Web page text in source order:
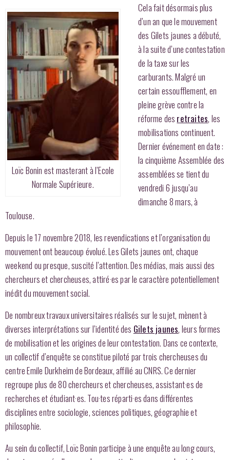
Loïc Bonin est masterant à l’Ecole
Normale Supérieure.
Cela fait désormais plus
d’un an que le mouvement
des Gilets jaunes a débuté,
à la suite d’une contestation
de la taxe sur les
carburants. Malgré un
certain essoufflement, en
pleine grève contre la
réforme des retraites, les
mobilisations continuent.
Dernier événement en date :
la cinquième Assemblée des
assemblées se tient du
vendredi 6 jusqu’au
dimanche 8 mars, à
Toulouse.
Depuis le 17 novembre 2018, les revendications et l’organisation du
mouvement ont beaucoup évolué. Les Gilets jaunes ont, chaque
weekend ou presque, suscité l’attention. Des médias, mais aussi des
chercheurs et chercheuses, attiré·es par le caractère potentiellement
inédit du mouvement social.
De nombreux travaux universitaires réalisés sur le sujet, mènent à
diverses interprétations sur l’identité des Gilets jaunes, leurs formes
de mobilisation et les origines de leur contestation. Dans ce contexte,
un collectif d’enquête se constitue piloté par trois chercheuses du
centre Emile Durkheim de Bordeaux, affilié au CNRS. Ce dernier
regroupe plus de 80 chercheurs et chercheuses, assistant·es de
recherches et étudiant·es. Tou·tes réparti·es dans différentes
disciplines entre sociologie, sciences politiques, géographie et
philosophie.
Au sein du collectif, Loïc Bonin participe à une enquête au long cours,